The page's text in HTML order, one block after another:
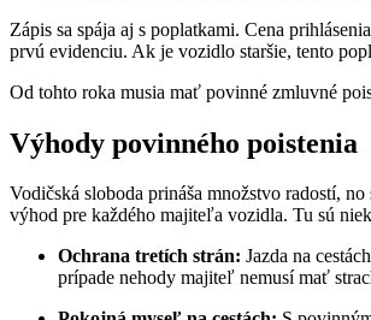
Zápis sa spája aj s poplatkami. Cena
prvú evidenciu. Ak je vozidlo staršie, tento
Od tohto roka musia mať povinné zmluvné
Výhody povinného poistenia
Vodičská sloboda prináša množstvo radostí,
výhod pre každého majiteľa vozidla. Tu sú
Ochrana tretích strán: Jazda na
prípade nehody majiteľ nemusí mať